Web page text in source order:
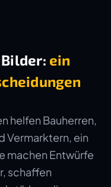
ein
helfen Bauherren,
Vermarktern, ein
machen Entwürfe
schaffen